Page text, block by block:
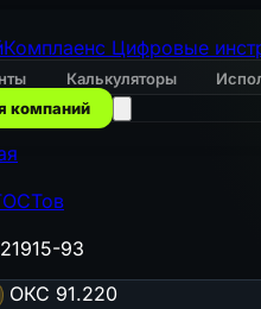
Цифровые
Калькуляторы
компаний
93
ОКС 91.220